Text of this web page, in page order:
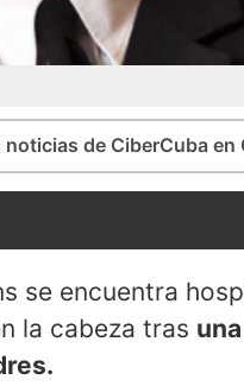
noticias de CiberCuba en
se encuentra
la cabeza tras